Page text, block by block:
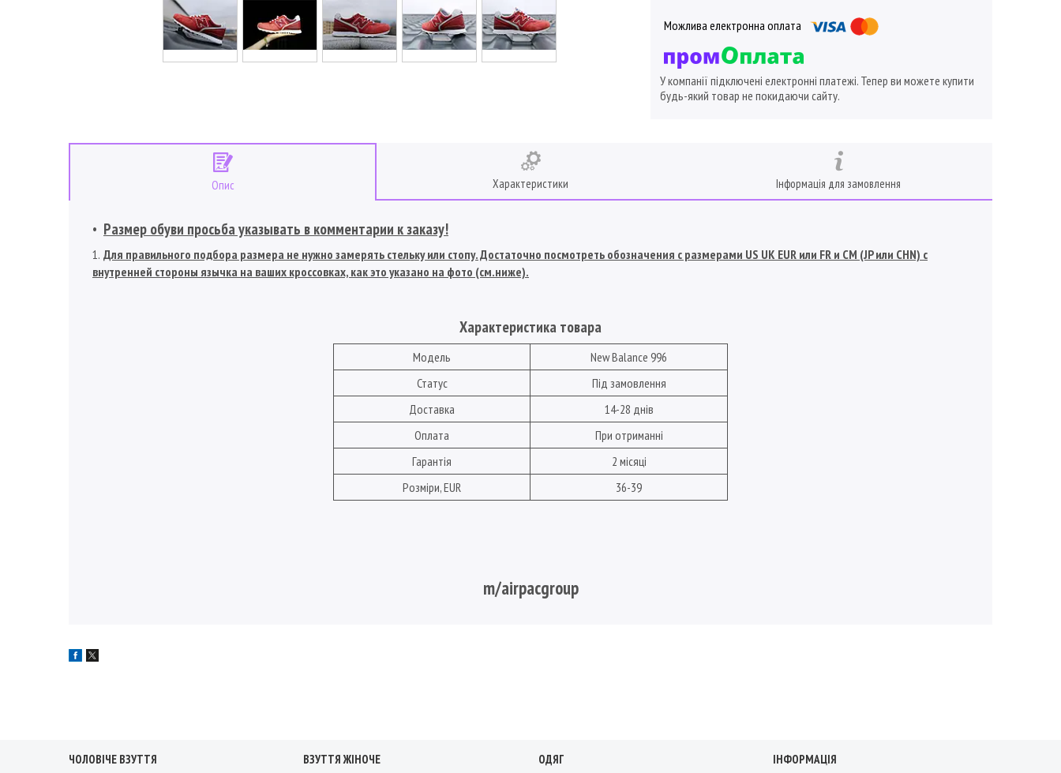
У компанії підключені електронні платежі. Тепер ви можете купити
будь-який товар не покидаючи сайту.
Опис Характеристики Інформація для замовлення
Размер обуви просьба указывать в комментарии к заказу!
Для правильного подбора размера не нужно замерять стельку или стопу. Достаточно посмотреть обозначения с размерами US UK EUR или FR и СМ (JP или CHN) с
внутренней стороны язычка на ваших кроссовках, как это указано на фото (см.ниже).
Характеристика товара
Модель
New Balance 996
Статус
Під замовлення
Доставка
14-28 днів
Оплата
При отриманні
Гарантія
2 місяці
Розміри, EUR
36-39
m/airpacgroup
ЧОЛОВІЧЕ ВЗУТТЯ ВЗУТТЯ ЖІНОЧЕ ОДЯГ ІНФОРМАЦІЯ